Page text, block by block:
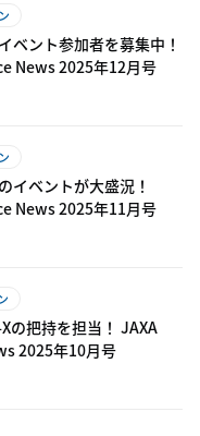
ベント参加者を募集中！
News 2025年12月号
イベントが大盛況！
News 2025年11月号
の把持を担当！ JAXA
2025年10月号